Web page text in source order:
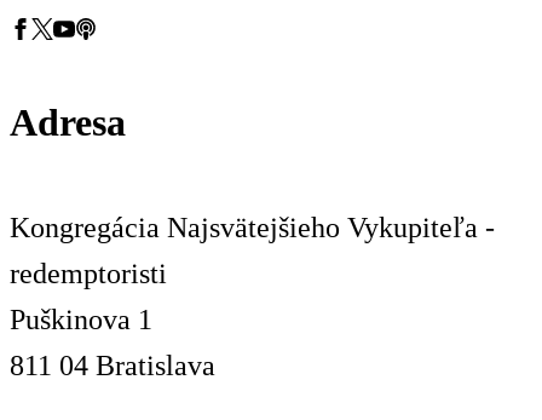
Adresa
Kongregácia Najsvätejšieho Vykupiteľa -
redemptoristi
Puškinova 1
811 04 Bratislava